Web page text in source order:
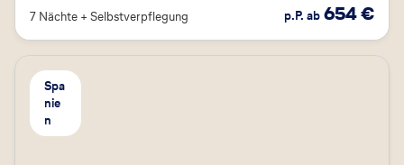
7 Nächte + Selbstverpflegung p.P. ab 654€
Spa
nie
n